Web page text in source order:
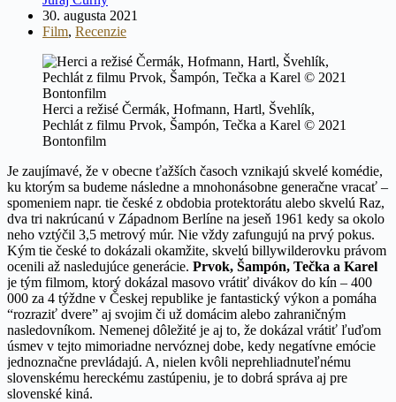
30. augusta 2021
Film, Recenzie
Herci a režisé Čermák, Hofmann, Hartl, Švehlík,
Pechlát z filmu Prvok, Šampón, Tečka a Karel © 2021
Bontonfilm
Je zaujímavé, že v obecne ťažších časoch vznikajú skvelé komédie,
ku ktorým sa budeme následne a mnohonásobne generačne vracať –
spomeniem napr. tie české z obdobia protektorátu alebo skvelú Raz,
dva tri nakrúcanú v Západnom Berlíne na jeseň 1961 kedy sa okolo
neho vztýčil 3,5 metrový múr. Nie vždy zafungujú na prvý pokus.
Kým tie české to dokázali okamžite, skvelú billywilderovku právom
ocenili až nasledujúce generácie. Prvok, Šampón, Tečka a Karel
je tým filmom, ktorý dokázal masovo vrátiť divákov do kín – 400
000 za 4 týždne v Českej republike je fantastický výkon a pomáha
“rozraziť dvere” aj svojim či už domácim alebo zahraničným
nasledovníkom. Nemenej dôležité je aj to, že dokázal vrátiť ľuďom
úsmev v tejto mimoriadne nervóznej dobe, kedy negatívne emócie
jednoznačne prevládajú. A, nielen kvôli neprehliadnuteľnému
slovenskému hereckému zastúpeniu, je to dobrá správa aj pre
slovenské kiná.